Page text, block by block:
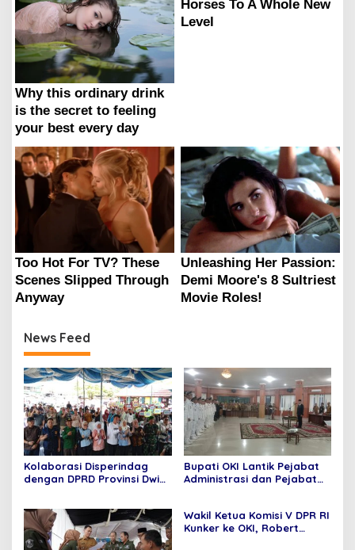
News Feed
Kolaborasi Disperindag
dengan DPRD Provinsi Dwi
Asgianto, S.T berikan
Apresiasi
Bupati OKI Lantik Pejabat
Administrasi dan Pejabat
Wakil Ketua Komisi V DPR RI
Kunker ke OKI, Robert